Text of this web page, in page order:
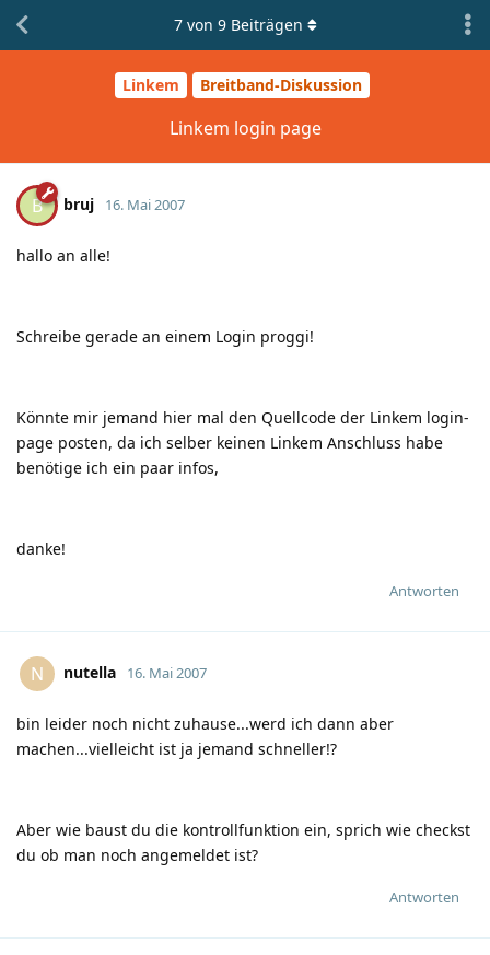
Linkem Breitband-Diskussion
Linkem login page
7von 9Beiträgen
B bruj 16. Mai 2007
hallo an alle!
Schreibe gerade an einem Login proggi!
Könnte mir jemand hier mal den Quellcode der Linkem login-
page posten, da ich selber keinen Linkem Anschluss habe
benötige ich ein paar infos,
danke!
Antworten
N nutella 16. Mai 2007
bin leider noch nicht zuhause...werd ich dann aber
machen...vielleicht ist ja jemand schneller!?
Aber wie baust du die kontrollfunktion ein, sprich wie checkst
du ob man noch angemeldet ist?
Antworten